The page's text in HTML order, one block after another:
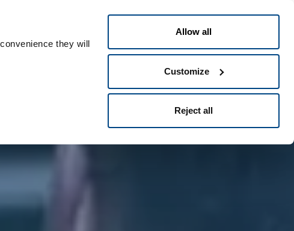
they will
Allow all
Customize
Reject all